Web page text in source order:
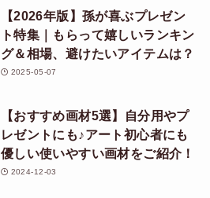
【2026年版】孫が喜ぶプレゼン
ト特集｜もらって嬉しいランキン
グ＆相場、避けたいアイテムは？
2025-05-07
【おすすめ画材5選】自分用やプ
レゼントにも♪アート初心者にも
優しい使いやすい画材をご紹介！
2024-12-03